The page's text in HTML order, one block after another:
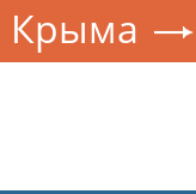
Крыма